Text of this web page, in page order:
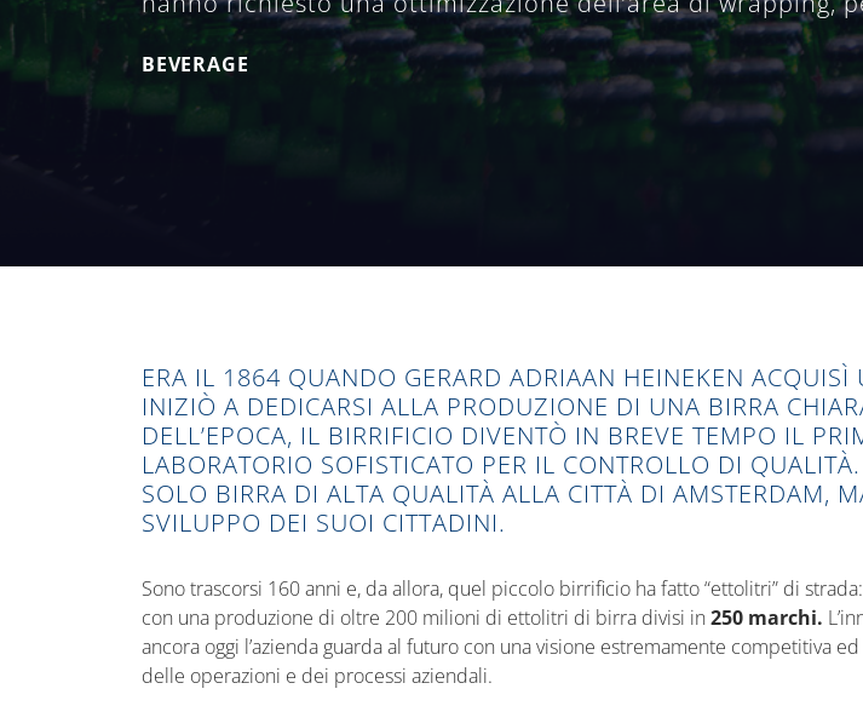
BEVERAGE
ERA IL 1864 QUANDO GERARD ADRIAAN HEINEKEN
INIZIÒ A DEDICARSI ALLA PRODUZIONE DI UNA BIRRA
DELL’EPOCA, IL BIRRIFICIO DIVENTÒ IN BREVE TEMPO IL
LABORATORIO SOFISTICATO PER IL CONTROLLO DI
SOLO BIRRA DI ALTA QUALITÀ ALLA CITTÀ DI AMSTERDAM,
SVILUPPO DEI SUOI CITTADINI.
Sono trascorsi 160 anni e, da allora, quel piccolo birrificio ha fatto “ettolitri” di
con una produzione di oltre 200 milioni di ettolitri di birra divisi in 250 marchi.
ancora oggi l’azienda guarda al futuro con una visione estremamente competitiva
delle operazioni e dei processi aziendali.